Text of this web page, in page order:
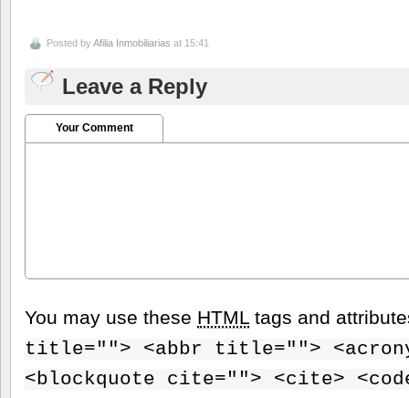
Posted byAfilia Inmobiliarias at 15:41
Leave a Reply
Your Comment
You may use these HTML tags and
title=""> <abbr title="">
<blockquote cite=""> <cite>